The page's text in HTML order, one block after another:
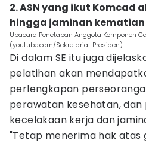
2. ASN yang ikut Komcad
hingga jaminan kematian
Upacara Penetapan Anggota Komponen
(youtube.com/Sekretariat Presiden)
Di dalam SE itu juga
pelatihan akan
perlengkapan
perawatan kesehatan, dan
kecelakaan kerja dan
"Tetap menerima hak atas